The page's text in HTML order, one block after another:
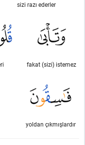
sizi razı ederler
fakat (sizi) istemez
yoldan çıkmışlardır